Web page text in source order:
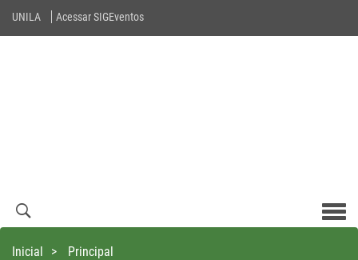
UNILA Acessar SIGEventos
Inicial > Principal